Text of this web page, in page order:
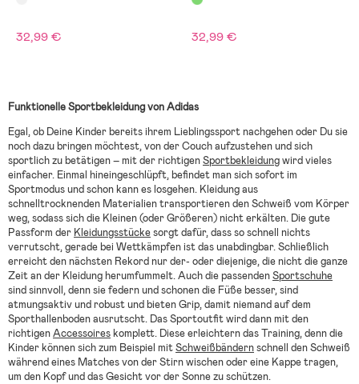
32,99 € 32,99 €
Funktionelle Sportbekleidung von Adidas
Egal, ob Deine Kinder bereits ihrem Lieblingssport nachgehen oder Du sie
noch dazu bringen möchtest, von der Couch aufzustehen und sich
sportlich zu betätigen – mit der richtigenSportbekleidungwird vieles
einfacher. Einmal hineingeschlüpft, befindet man sich sofort im
Sportmodus und schon kann es losgehen. Kleidung aus
schnelltrocknenden Materialien transportieren den Schweiß vom Körper
weg, sodass sich die Kleinen (oder Größeren) nicht erkälten. Die gute
Passform der Kleidungsstückesorgt dafür, dass so schnell nichts
verrutscht, gerade bei Wettkämpfen ist das unabdingbar. Schließlich
erreicht den nächsten Rekord nur der- oder diejenige, die nicht die ganze
Zeit an der Kleidung herumfummelt. Auch die passendenSportschuhe
sind sinnvoll, denn sie federn und schonen die Füße besser, sind
atmungsaktiv und robust und bieten Grip, damit niemand auf dem
Sporthallenboden ausrutscht. Das Sportoutfit wird dann mit den
richtigenAccessoireskomplett. Diese erleichtern das Training, denn die
Kinder können sich zum Beispiel mitSchweißbändernschnell den Schweiß
während eines Matches von der Stirn wischen oder eine Kappe tragen,
um den Kopf und das Gesicht vor der Sonne zu schützen.